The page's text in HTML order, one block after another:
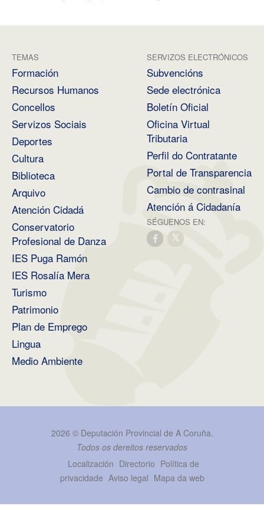
TEMAS
Formación
Recursos Humanos
Concellos
Servizos Sociais
Deportes
Cultura
Biblioteca
Arquivo
Atención Cidadá
Conservatorio
Profesional de Danza
IES Puga Ramón
IES Rosalía Mera
Turismo
Patrimonio
Plan de Emprego
Lingua
Medio Ambiente
SERVIZOS ELECTRÓNICOS
Subvencións
Sede electrónica
Boletín Oficial
Oficina Virtual
Tributaria
Perfil do Contratante
Portal de Transparencia
Cambio de contrasinal
Atención á Cidadanía
SÉGUENOS EN:
2026 © Deputación Provincial de A Coruña.
Todos os dereitos reservados
Localización Directorio Política de
privacidade Aviso legal Mapa da web